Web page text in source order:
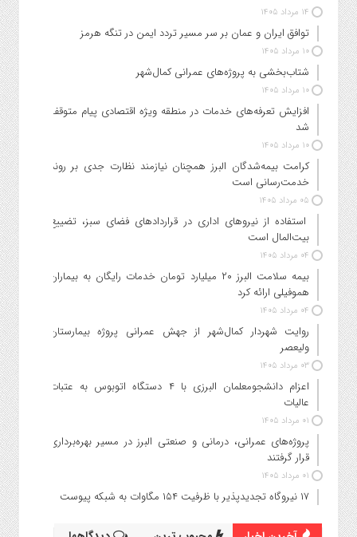
۱۴ مرداد ۱۴۰۵
توافق ایران و عمان بر سر مسیر تردد ایمن در تنگه هرمز
۱۰ مرداد ۱۴۰۵
شتاب‌بخشی به پروژه‌های عمرانی کمال‌شهر
۱۰ مرداد ۱۴۰۵
افزایش تعرفه‌های خدمات در منطقه ویژه اقتصادی پیام متوقف
شد
۱۰ مرداد ۱۴۰۵
کرامت بیمه‌شدگان البرز همچنان نیازمند نظارت جدی بر روند
خدمت‌رسانی است
۰۵ مرداد ۱۴۰۵
استفاده از نیروهای اداری در قراردادهای فضای سبز، تضییع
بیت‌المال است
۰۴ مرداد ۱۴۰۵
بیمه سلامت البرز ۲۰ میلیارد تومان خدمات رایگان به بیماران
هموفیلی ارائه کرد
۰۴ مرداد ۱۴۰۵
روایت شهردار کمال‌شهر از جهش عمرانی پروژه بیمارستان
ولیعصر
۰۳ مرداد ۱۴۰۵
اعزام دانشجو‌معلمان البرزی با ۴ دستگاه اتوبوس به عتبات
عالیات
۰۱ مرداد ۱۴۰۵
پروژه‌های عمرانی، درمانی و صنعتی البرز در مسیر بهره‌برداری
قرار گرفتند
۰۱ مرداد ۱۴۰۵
۱۷ نیروگاه تجدیدپذیر با ظرفیت ۱۵۴ مگاوات به شبکه پیوست